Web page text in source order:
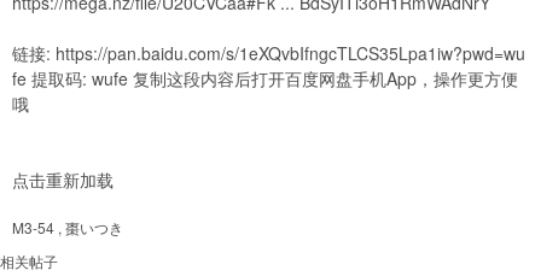
链接: https://pan.baidu.com/s/1eXQvbIfngcTLCS35Lpa1iw?pwd=wu
fe 提取码: wufe 复制这段内容后打开百度网盘手机App，操作更方便
哦
点击重新加载
M3-54 , 棗いつき
相关帖子